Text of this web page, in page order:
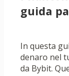
guida
In questa
denaro nel
da Bybit.